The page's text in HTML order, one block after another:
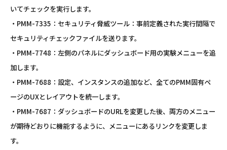
いてチェックを実行します。
・PMM-7335：セキュリティ脅威ツール：事前定義された実行間隔で
セキュリティチェックファイルを送ります。
・PMM-7748：左側のパネルにダッシュボード用の実験メニューを追
加します。
・PMM-7688：設定、インスタンスの追加など、全てのPMM固有ペ
ージのUXとレイアウトを統一します。
・PMM-7687：ダッシュボードのURLを変更した後、両方のメニュー
が期待どおりに機能するように、メニューにあるリンクを変更しま
す。